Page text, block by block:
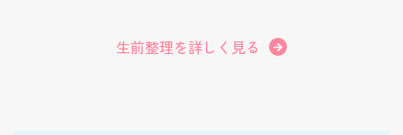
生前整理を詳しく見る